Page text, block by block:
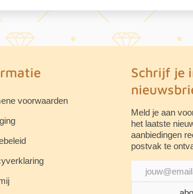
voorwaarden
Schrijf je
Meld je aan
het laatste
aanbiedingen
postvak te